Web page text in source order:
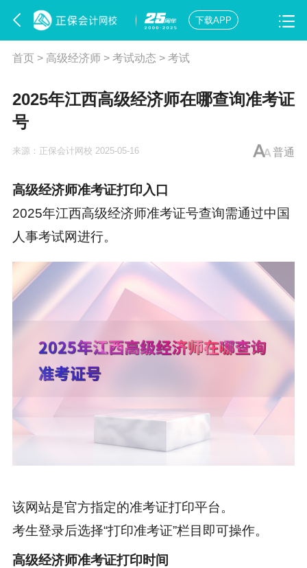
下载APP
首页> 高级经济师> 考试动态 > 考试
2025年江西高级经济师在哪查询准考证
号
普通
来源： 正保会计网校 2025-05-16
高级经济师准考证打印入口
2025年江西高级经济师准考证号查询需通过中国
人事考试网进行。
该网站是官方指定的准考证打印平台。
考生登录后选择“打印准考证”栏目即可操作。
高级经济师准考证打印时间